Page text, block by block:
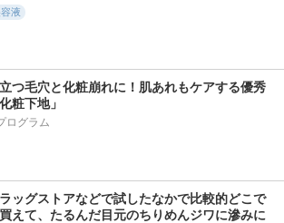
MEDICUBE(メディキ
ューブ)
ング マッド ウォッ
シュ
液
つ毛穴と化粧崩れに！肌あれもケアする優秀
化粧下地」
ログラム
ラッグストアなどで試したなかで比較的どこで
えて、たるんだ目元のちりめんジワに滲みに